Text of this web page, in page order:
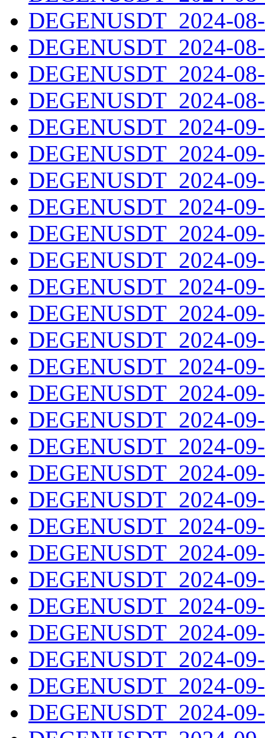
DEGENUSDT_2024-
DEGENUSDT_2024-
DEGENUSDT_2024-
DEGENUSDT_2024-
DEGENUSDT_2024-
DEGENUSDT_2024-
DEGENUSDT_2024-
DEGENUSDT_2024-
DEGENUSDT_2024-
DEGENUSDT_2024-
DEGENUSDT_2024-
DEGENUSDT_2024-
DEGENUSDT_2024-
DEGENUSDT_2024-
DEGENUSDT_2024-
DEGENUSDT_2024-
DEGENUSDT_2024-
DEGENUSDT_2024-
DEGENUSDT_2024-
DEGENUSDT_2024-
DEGENUSDT_2024-
DEGENUSDT_2024-
DEGENUSDT_2024-
DEGENUSDT_2024-
DEGENUSDT_2024-
DEGENUSDT_2024-
DEGENUSDT_2024-